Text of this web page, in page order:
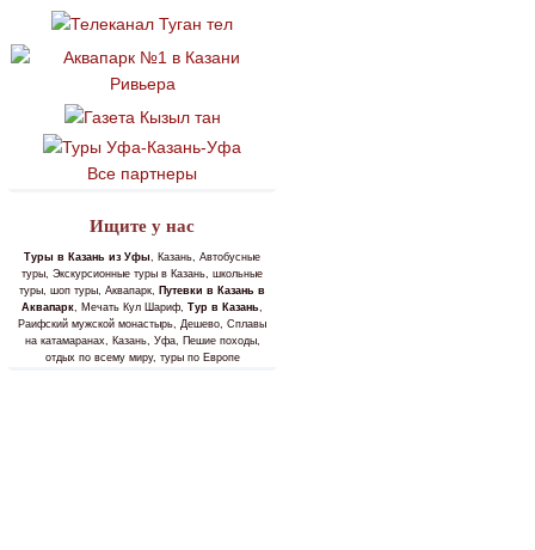
Все партнеры
Ищите у нас
Туры в Казань из Уфы, Казань, Автобусные
туры, Экскурсионные туры в Казань, школьные
туры, шоп туры, Аквапарк, Путевки в Казань в
Аквапарк, Мечать Кул Шариф, Тур в Казань,
Раифский мужской монастырь, Дешево, Сплавы
на катамаранах, Казань, Уфа, Пешие походы,
отдых по всему миру, туры по Европе